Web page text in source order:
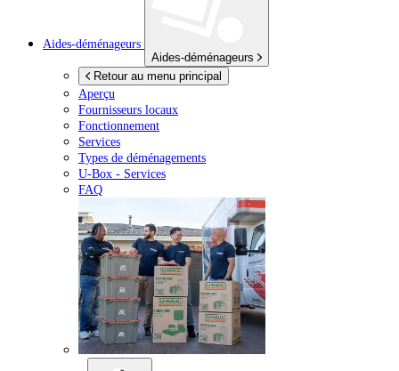
Aides-déménageurs
Aides-déménageurs
Retour au menu principal
Aperçu
Fournisseurs locaux
Fonctionnement
Services
Types de déménagements
U-Box - Services
FAQ